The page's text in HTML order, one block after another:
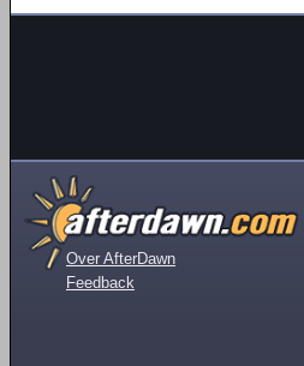
Over AfterDawn
Feedback